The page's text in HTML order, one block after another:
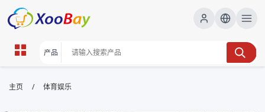
体育娱乐 | XOOBAY B2B/B2C
主页 / 体育娱乐